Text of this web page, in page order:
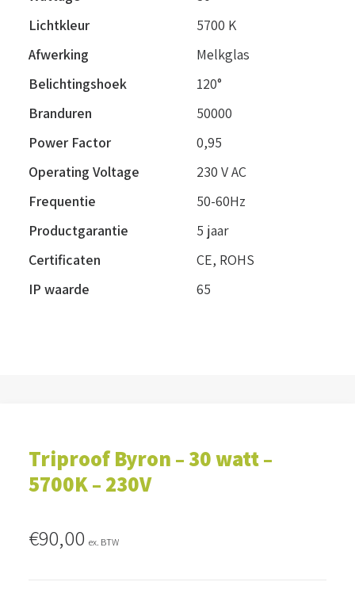
Lichtkleur
5700 K
Afwerking
Melkglas
Belichtingshoek
120°
Branduren
50000
Power Factor
0,95
Operating Voltage
230 V AC
Frequentie
50-60Hz
Productgarantie
5 jaar
Certificaten
CE, ROHS
IP waarde
65
Triproof Byron – 30 watt –
5700K – 230V
€90,00 ex. BTW